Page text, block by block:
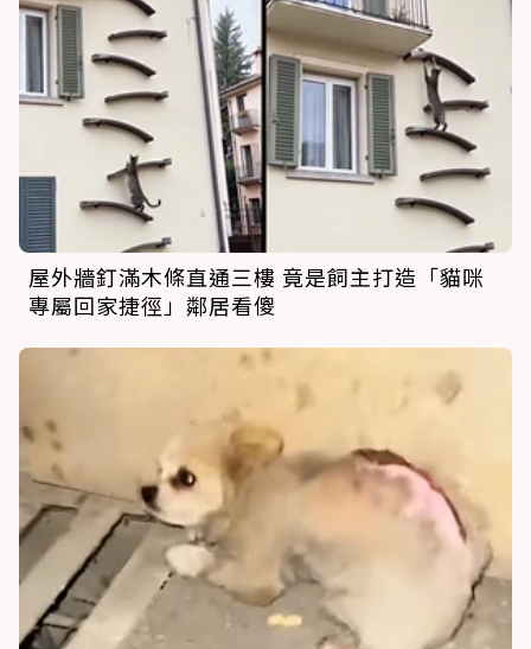
屋外牆釘滿木條直通三樓 竟是飼主打造「貓咪
專屬回家捷徑」鄰居看傻